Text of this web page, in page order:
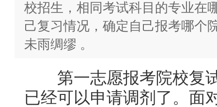
校招生，相同考试科目的专业在
己复习情况，确定自己报考哪个
未雨绸缪 。
第一志愿报考院校复试
已经可以申请调剂了。面